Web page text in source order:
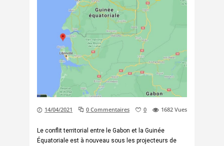
14/04/2021 0 Commentaires 0 1682 Vues
Le conflit territorial entre le Gabon et la Guinée
Équatoriale est à nouveau sous les projecteurs de